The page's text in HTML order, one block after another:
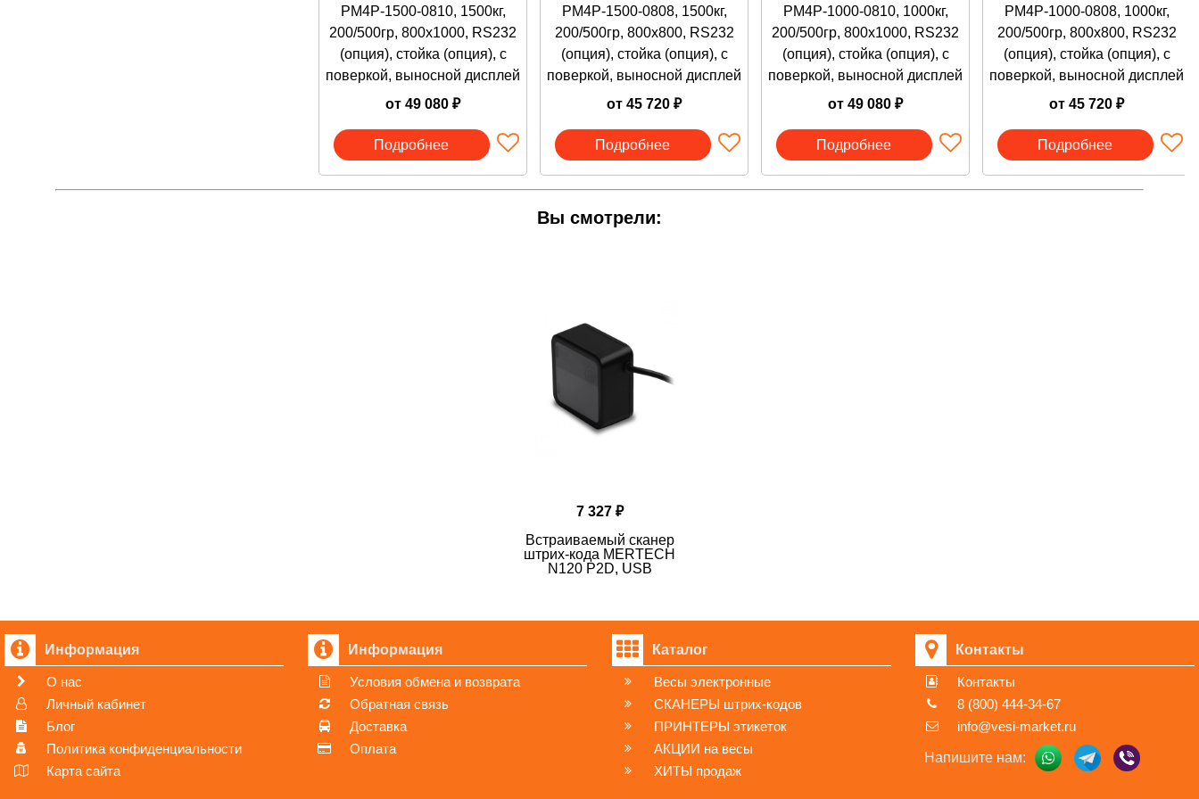
В комплекте:Сканер, Кабель USB type A (205 см), Инструкция, Гарантийный талон, Упаковка
ЗАКАЗАТЬ СКАНЕР можно любым удобным для Вас способом:
- либо через корзину кнопкой "В корзину";
- либо заказать обратный звонок;
- либо написать в ЧАТ на экране внизу справа;
- либо позвонить8 (913) 766-14-41
PM4P-1500-0810, 1500кг,
200/500гр, 800х1000, RS232
(опция), стойка (опция), с
поверкой, выносной дисплей
от 49 080 ₽
Подробнее
PM4P-1500-0808, 1500кг,
200/500гр, 800х800, RS232
(опция), стойка (опция), с
поверкой, выносной дисплей
от 45 720 ₽
Подробнее
PM4P-1000-0810, 1000кг,
200/500гр, 800х1000, RS232
(опция), стойка (опция), с
поверкой, выносной дисплей
от 49 080 ₽
Подробнее
PM4P-1000-0808, 1000кг,
200/500гр, 800х800, RS232
(опция), стойка (опция), с
поверкой, выносной дисплей
от 45 720 ₽
Подробнее
Вы смотрели:
7 327 ₽
Встраиваемый сканер
штрих-кода MERTECH
N120 P2D, USB
Информация
О нас
Личный кабинет
Блог
Политика конфиденциальности
Карта сайта
Информация
Условия обмена и возврата
Обратная связь
Доставка
Оплата
Каталог
Весы электронные
СКАНЕРЫ штрих-кодов
ПРИНТЕРЫ этикеток
АКЦИИ на весы
ХИТЫ продаж
Контакты
Контакты
8 (800) 444-34-67
info@vesi-market.ru
Напишите нам: